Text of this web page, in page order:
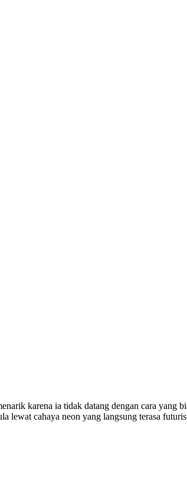
karena ia tidak datang dengan cara
lewat cahaya neon yang langsung terasa